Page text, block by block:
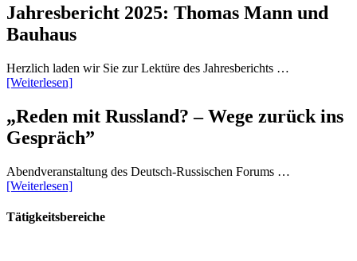
Jahresbericht 2025: Thomas Mann und
Bauhaus
Herzlich laden wir Sie zur Lektüre des Jahresberichts …
[Weiterlesen]
„Reden mit Russland? – Wege zurück ins
Gespräch”
Abendveranstaltung des Deutsch-Russischen Forums …
[Weiterlesen]
Tätigkeitsbereiche